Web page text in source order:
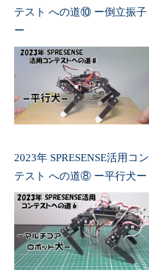
テスト への道⑩ ー倒立振子
ー
2023年 SPRESENSE活用コン
テスト への道⑧ ー平行犬ー